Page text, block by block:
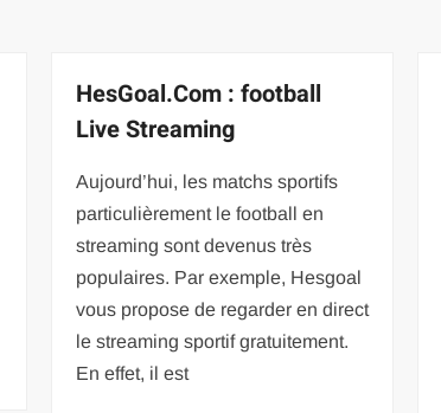
HesGoal.Com : football
Live Streaming
Aujourd’hui, les matchs sportifs
particulièrement le football en
streaming sont devenus très
populaires. Par exemple, Hesgoal
vous propose de regarder en direct
le streaming sportif gratuitement.
En effet, il est